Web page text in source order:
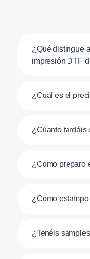
¿Qué distingue
impresión DTF
¿Cuál es el
¿Cúanto tardáis
¿Cómo preparo
¿Cómo
¿Tenéis